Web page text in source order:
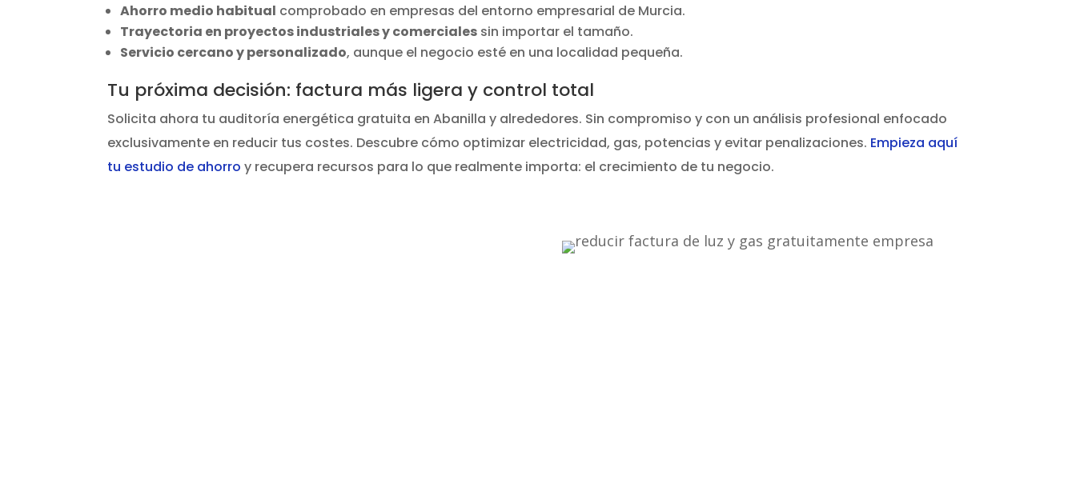
Ahorro medio habitual comprobado en empresas del entorno empresarial de Murcia.
Trayectoria en proyectos industriales y comerciales sin importar el tamaño.
Servicio cercano y personalizado, aunque el negocio esté en una localidad pequeña.
Tu próxima decisión: factura más ligera y control total
Solicita ahora tu auditoría energética gratuita en Abanilla y alrededores. Sin compromiso y con un análisis profesional enfocado
exclusivamente en reducir tus costes. Descubre cómo optimizar electricidad, gas, potencias y evitar penalizaciones. Empieza aquí
tu estudio de ahorro y recupera recursos para lo que realmente importa: el crecimiento de tu negocio.